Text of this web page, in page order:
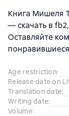
Книга Мишеля
— скачать в
Оставляйте
Age restriction:
Release date on
Translation date:
Writing date:
Volume: